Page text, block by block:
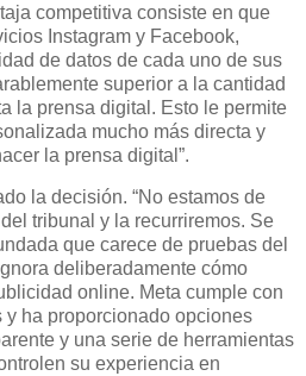
competitiva consiste en que
Instagram y Facebook,
de datos de cada uno de sus
superior a la cantidad
la prensa digital. Esto le permite
mucho más directa y
la prensa digital”.
la decisión. “No estamos de
tribunal y la recurriremos. Se
que carece de pruebas del
deliberadamente cómo
online. Meta cumple con
ha proporcionado opciones
y una serie de herramientas
su experiencia en